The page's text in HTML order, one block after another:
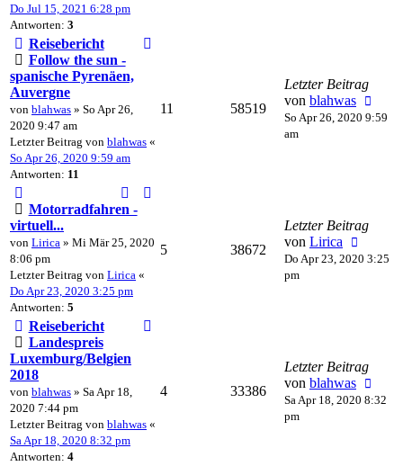
Do Jul 15, 2021 6:28 pm
Antworten: 3
Reisebericht
Follow the sun -
spanische Pyrenäen,
Auvergne
von blahwas » So Apr 26,
2020 9:47 am
Letzter Beitrag von blahwas «
So Apr 26, 2020 9:59 am
Antworten: 11
11 58519
Letzter Beitrag
von blahwas
So Apr 26, 2020 9:59
am
Motorradfahren -
virtuell...
von Lirica » Mi Mär 25, 2020
8:06 pm
Letzter Beitrag von Lirica «
Do Apr 23, 2020 3:25 pm
Antworten: 5
5 38672
Letzter Beitrag
von Lirica
Do Apr 23, 2020 3:25
pm
Reisebericht
Landespreis
Luxemburg/Belgien
2018
von blahwas » Sa Apr 18,
2020 7:44 pm
Letzter Beitrag von blahwas «
Sa Apr 18, 2020 8:32 pm
Antworten: 4
4 33386
Letzter Beitrag
von blahwas
Sa Apr 18, 2020 8:32
pm